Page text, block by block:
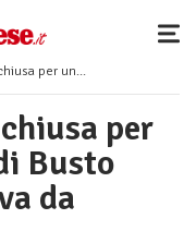
Arsizio per chi arriva da Milano
per
Busto
da